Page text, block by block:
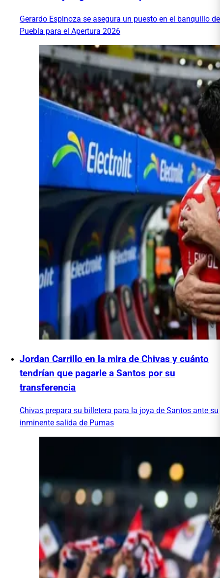
Gerardo Espinoza se asegura un puesto en el banquillo de
Puebla para el Apertura 2026
Jordan Carrillo en la mira de Chivas y cuánto
tendrían que pagarle a Santos por su
transferencia
Chivas prepara su billetera para la joya de Santos ante su
inminente salida de Pumas